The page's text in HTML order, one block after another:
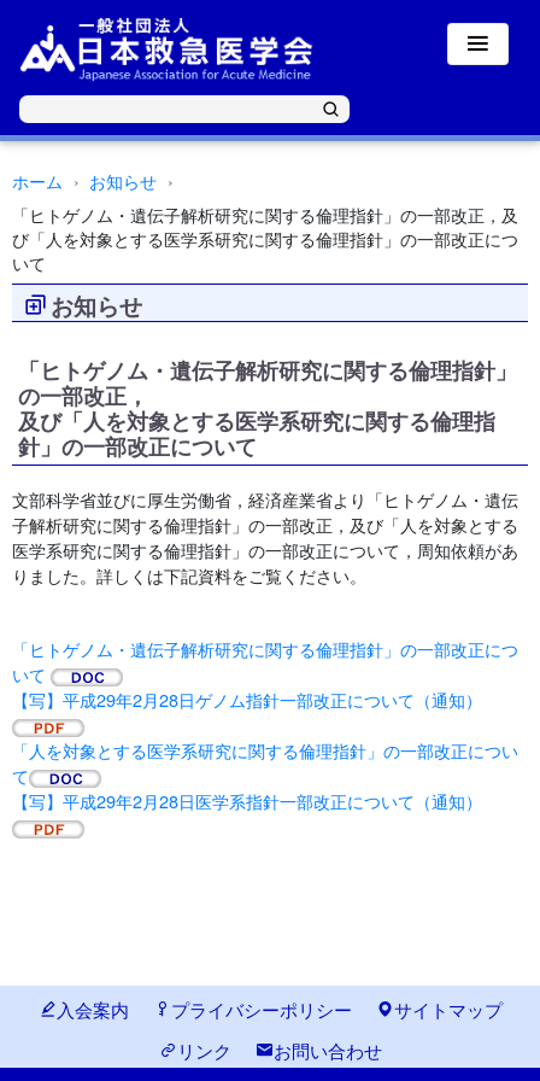
ホーム
お知らせ
「ヒトゲノム・遺伝子解析研究に関する倫理指針」の一部改正，及
び「人を対象とする医学系研究に関する倫理指針」の一部改正につ
いて
お知らせ
「ヒトゲノム・遺伝子解析研究に関する倫理指針」
の一部改正，
及び「人を対象とする医学系研究に関する倫理指
針」の一部改正について
文部科学省並びに厚生労働省，経済産業省より「ヒトゲノム・遺伝
子解析研究に関する倫理指針」の一部改正，及び「人を対象とする
医学系研究に関する倫理指針」の一部改正について，周知依頼があ
りました。詳しくは下記資料をご覧ください。
「ヒトゲノム・遺伝子解析研究に関する倫理指針」の一部改正につ
いて
【写】平成29年2月28日ゲノム指針一部改正について（通知）
「人を対象とする医学系研究に関する倫理指針」の一部改正につい
て
【写】平成29年2月28日医学系指針一部改正について（通知）
入会案内 プライバシーポリシー
サイトマップ
リンク
お問い合わせ